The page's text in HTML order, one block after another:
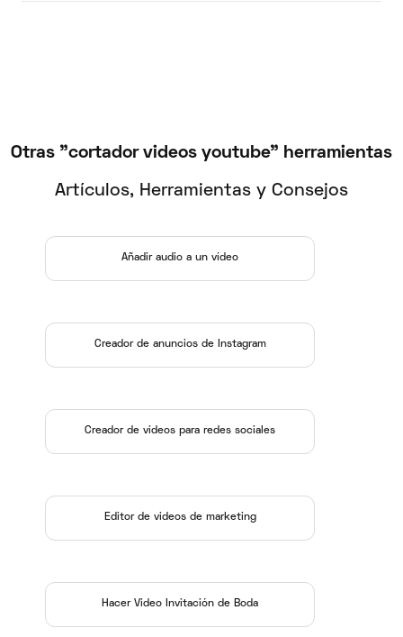
Otras "cortador videos youtube" herramientas
Artículos, Herramientas y Consejos
Añadir audio a un vídeo
Creador de anuncios de Instagram
Creador de videos para redes sociales
Editor de videos de marketing
Hacer Video Invitación de Boda